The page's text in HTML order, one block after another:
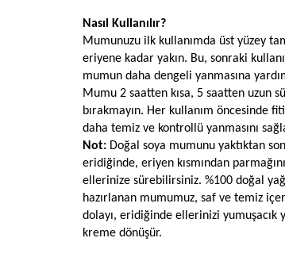
Nasıl Kullanılır?
Mumunuzu ilk kullanımda üst yüzey
eriyene kadar yakın. Bu, sonraki
mumun daha dengeli yanmasına
Mumu 2 saatten kısa, 5 saatten uzun
bırakmayın. Her kullanım öncesinde
daha temiz ve kontrollü yanmasını
Not: Doğal soya mumunu yaktıktan
eridiğinde, eriyen kısmından
ellerinize sürebilirsiniz. %100 doğal
hazırlanan mumumuz, saf ve temiz
dolayı, eridiğinde ellerinizi yumuşacık
kreme dönüşür.